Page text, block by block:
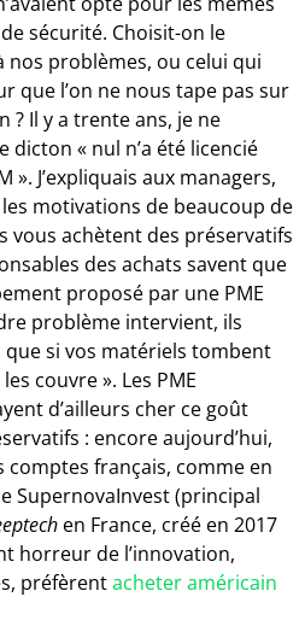
sécurité. Choisit-on le
nos problèmes, ou celui qui
que l’on ne nous tape pas sur
? Il y a trente ans, je ne
dicton « nul n’a été licencié
». J’expliquais aux managers,
motivations de beaucoup de
vous achètent des préservatifs
des achats savent que
proposé par une PME
problème intervient, ils
si vos matériels tombent
couvre ». Les PME
d’ailleurs cher ce goût
: encore aujourd’hui,
comptes français, comme en
SupernovaInvest (principal
en France, créé en 2017
horreur de l’innovation,
préfèrentacheter américain